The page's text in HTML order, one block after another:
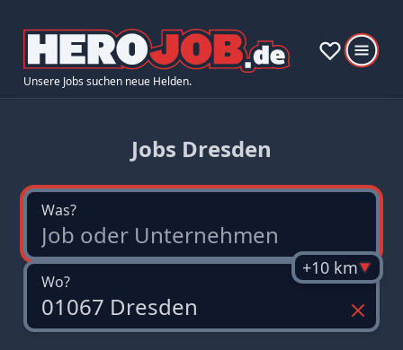
Unsere Jobs suchen neue Helden.
Jobs Dresden
Was?
Wo?
+10 km